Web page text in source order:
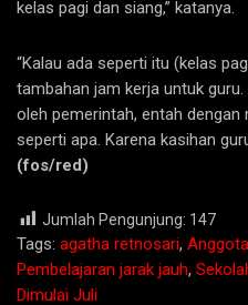
kelas pagi dan siang,” katanya.
“Kalau ada seperti itu (kelas
tambahan jam kerja untuk
oleh pemerintah, entah
seperti apa. Karena kasihan
(fos/red)
Jumlah Pengunjung: 147
Tags: agatha retnosari,
Pembelajaran jarak jauh,
Dimulai Juli